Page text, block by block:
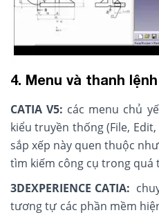
4. Menu và thanh lệnh
CATIA V5: các menu chủ
kiểu truyền thống (File, Edit,
sắp xếp này quen thuộc
tìm kiếm công cụ trong
3DEXPERIENCE CATIA:
tương tự các phần mềm